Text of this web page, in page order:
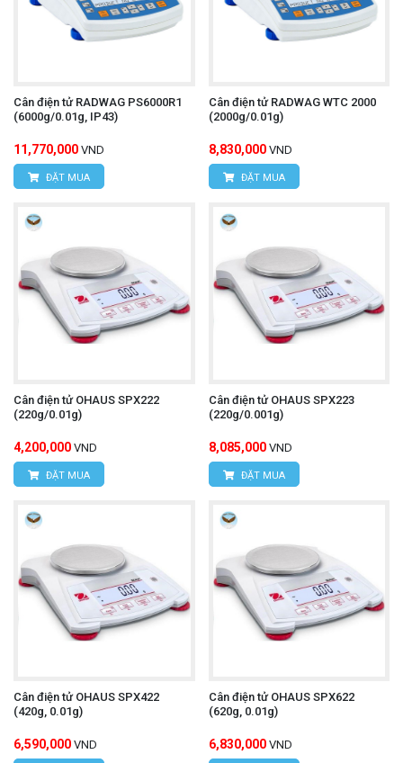
Cân điện tử RADWAG PS6000R1
(6000g/0.01g, IP43)
11,770,000 VND
ĐẶT MUA
Cân điện tử RADWAG WTC 2000
(2000g/0.01g)
8,830,000 VND
ĐẶT MUA
Cân điện tử OHAUS SPX222
(220g/0.01g)
4,200,000 VND
ĐẶT MUA
Cân điện tử OHAUS SPX223
(220g/0.001g)
8,085,000 VND
ĐẶT MUA
Cân điện tử OHAUS SPX422
(420g, 0.01g)
6,590,000 VND
Cân điện tử OHAUS SPX622
(620g, 0.01g)
6,830,000 VND